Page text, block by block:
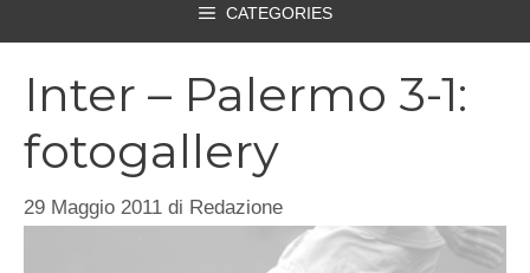
CATEGORIES
Inter – Palermo 3-1:
fotogallery
29 Maggio 2011 di Redazione